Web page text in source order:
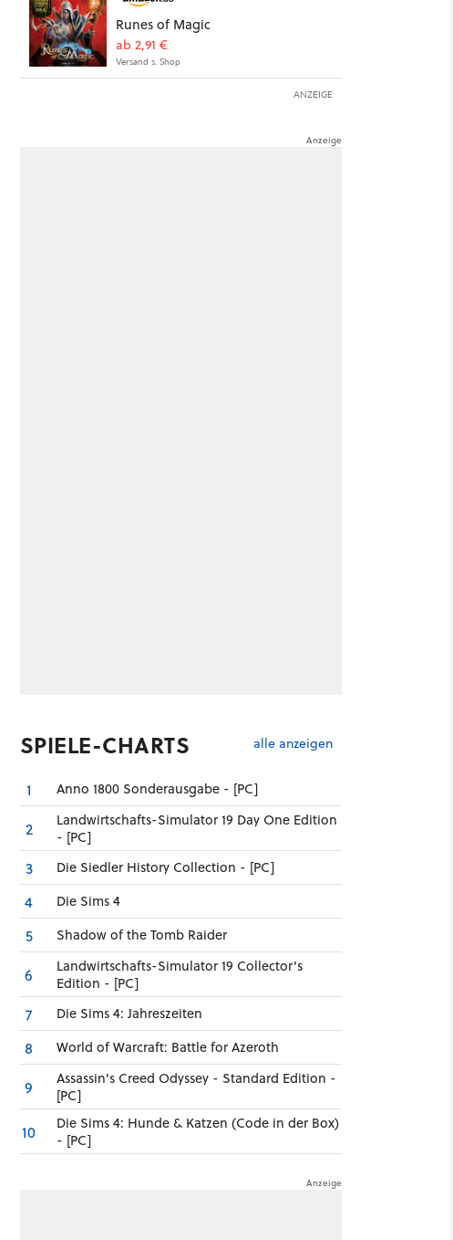
Runes of Magic
ab 2,91 €
Versand s. Shop
ANZEIGE
SPIELE-CHARTS alle anzeigen
1 Anno 1800 Sonderausgabe - [PC]
2
Landwirtschafts-Simulator 19 Day One Edition
- [PC]
3 Die Siedler History Collection - [PC]
4 Die Sims 4
5 Shadow of the Tomb Raider
6
Landwirtschafts-Simulator 19 Collector's
Edition - [PC]
7 Die Sims 4: Jahreszeiten
8 World of Warcraft: Battle for Azeroth
9
Assassin's Creed Odyssey - Standard Edition -
[PC]
10
Die Sims 4: Hunde & Katzen (Code in der Box)
- [PC]